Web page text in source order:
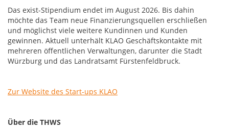
Das exist-Stipendium endet im August 2026. Bis dahin
möchte das Team neue Finanzierungsquellen erschließen
und möglichst viele weitere Kundinnen und Kunden
gewinnen. Aktuell unterhält KLAO Geschäftskontakte mit
mehreren öffentlichen Verwaltungen, darunter die Stadt
Würzburg und das Landratsamt Fürstenfeldbruck.
Zur Website des Start-ups KLAO
Über die THWS